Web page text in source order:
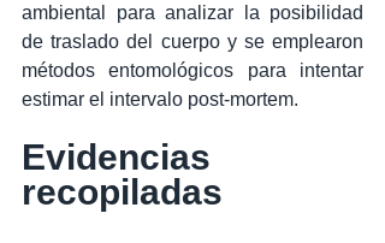
ambiental para analizar la posibilidad
de traslado del cuerpo y se emplearon
métodos entomológicos para intentar
estimar el intervalo post-mortem.
Evidencias
recopiladas